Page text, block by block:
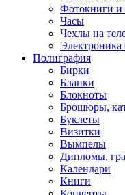
Фотокниги и
Часы
Чехлы на
Электроника
Полиграфия
Бирки
Бланки
Блокноты
Брошюры,
Буклеты
Визитки
Вымпелы
Дипломы,
Календари
Книги